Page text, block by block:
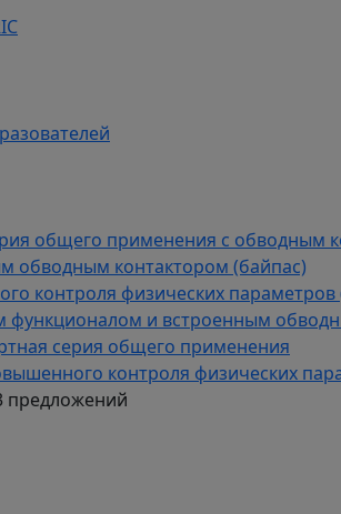
общего применения с обводным
обводным контактором (байпас)
контроля физических
функционалом и встроенным
серия общего применения
контроля физических
предложений